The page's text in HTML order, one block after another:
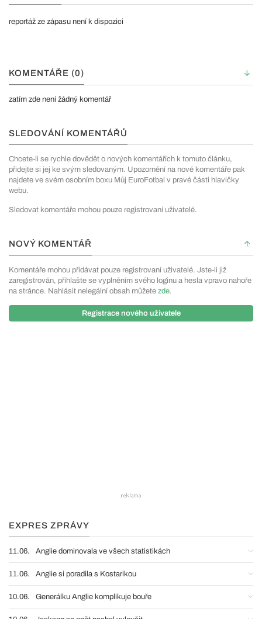
reportáž ze zápasu není k dispozici
KOMENTÁŘE (0)
zatím zde není žádný komentář
SLEDOVÁNÍ KOMENTÁŘŮ
Chcete-li se rychle dovědět o nových komentářích k tomuto článku,
přidejte si jej ke svým sledovaným. Upozornění na nové komentáře pak
najdete ve svém osobním boxu Můj EuroFotbal v pravé části hlavičky
webu.
Sledovat komentáře mohou pouze registrovaní uživatelé.
NOVÝ KOMENTÁŘ
Komentáře mohou přidávat pouze registrovaní uživatelé. Jste-li již
zaregistrován, přihlašte se vyplněním svého loginu a hesla vpravo nahoře
na stránce. Nahlásit nelegální obsah můžete zde.
Registrace nového uživatele
EXPRES ZPRÁVY
11.06. Anglie dominovala ve všech statistikách
11.06. Anglie si poradila s Kostarikou
10.06. Generálku Anglie komplikuje bouře